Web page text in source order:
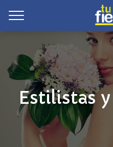
Estilistas